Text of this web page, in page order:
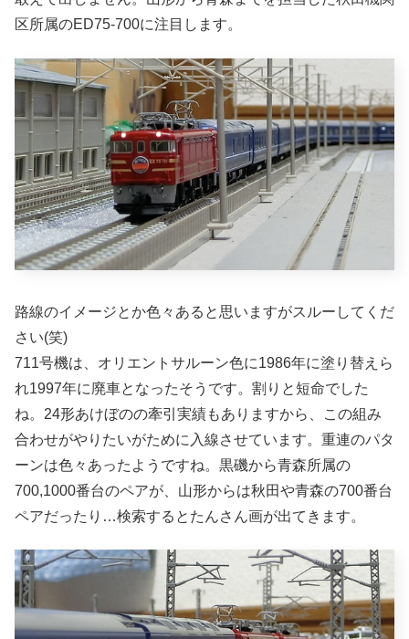
区所属のED75-700に注目します。
路線のイメージとか色々あると思いますがスルーしてくだ
さい(笑)
711号機は、オリエントサルーン色に1986年に塗り替えら
れ1997年に廃車となったそうです。割りと短命でした
ね。24形あけぼのの牽引実績もありますから、この組み
合わせがやりたいがために入線させています。重連のパタ
ーンは色々あったようですね。黒磯から青森所属の
700,1000番台のペアが、山形からは秋田や青森の700番台
ペアだったり…検索するとたんさん画が出てきます。